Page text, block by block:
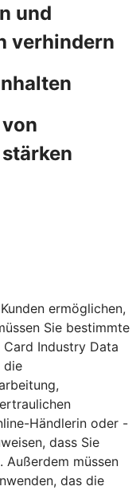
und
verhindern
ermöglichen,
Sie bestimmte
Industry Data
die
Händlerin oder -
dass Sie
Außerdem müssen
das die